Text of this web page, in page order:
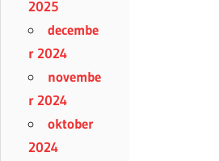
2025
decembe
r 2024
novembe
r 2024
oktober
2024